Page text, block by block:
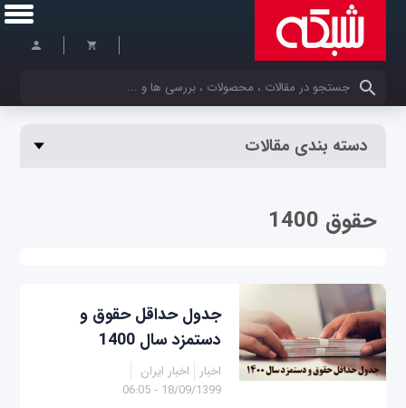
کلمات کلیدی خود را وارد کنید
دسته بندی مقالات
حقوق 1400
جدول حداقل حقوق و
دستمزد سال 1400
اخبار
اخبار ایران
18/09/1399 - 06:05